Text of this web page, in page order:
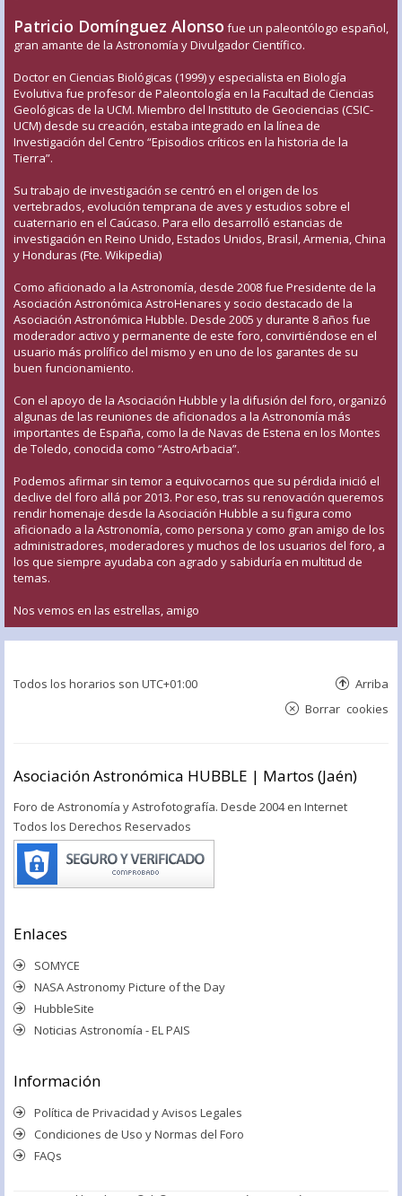
Patricio Domínguez Alonso fue un paleontólogo español,
gran amante de la Astronomía y Divulgador Científico.
Doctor en Ciencias Biológicas (1999) y especialista en Biología
Evolutiva fue profesor de Paleontología en la Facultad de Ciencias
Geológicas de la UCM. Miembro del Instituto de Geociencias (CSIC-
UCM) desde su creación, estaba integrado en la línea de
Investigación del Centro “Episodios críticos en la historia de la
Tierra”.
Su trabajo de investigación se centró en el origen de los
vertebrados, evolución temprana de aves y estudios sobre el
cuaternario en el Caúcaso. Para ello desarrolló estancias de
investigación en Reino Unido, Estados Unidos, Brasil, Armenia, China
y Honduras (Fte. Wikipedia)
Como aficionado a la Astronomía, desde 2008 fue Presidente de la
Asociación Astronómica AstroHenares y socio destacado de la
Asociación Astronómica Hubble. Desde 2005 y durante 8 años fue
moderador activo y permanente de este foro, convirtiéndose en el
usuario más prolífico del mismo y en uno de los garantes de su
buen funcionamiento.
Con el apoyo de la Asociación Hubble y la difusión del foro, organizó
algunas de las reuniones de aficionados a la Astronomía más
importantes de España, como la de Navas de Estena en los Montes
de Toledo, conocida como “AstroArbacia”.
Podemos afirmar sin temor a equivocarnos que su pérdida inició el
declive del foro allá por 2013. Por eso, tras su renovación queremos
rendir homenaje desde la Asociación Hubble a su figura como
aficionado a la Astronomía, como persona y como gran amigo de los
administradores, moderadores y muchos de los usuarios del foro, a
los que siempre ayudaba con agrado y sabiduría en multitud de
temas.
Nos vemos en las estrellas, amigo
Todos los horarios son UTC+01:00 Arriba
Borrar cookies
Asociación Astronómica HUBBLE | Martos (Jaén)
Foro de Astronomía y Astrofotografía. Desde 2004 en Internet
Todos los Derechos Reservados
Enlaces
SOMYCE
NASA Astronomy Picture of the Day
HubbleSite
Noticias Astronomía - EL PAIS
Información
Política de Privacidad y Avisos Legales
Condiciones de Uso y Normas del Foro
FAQs